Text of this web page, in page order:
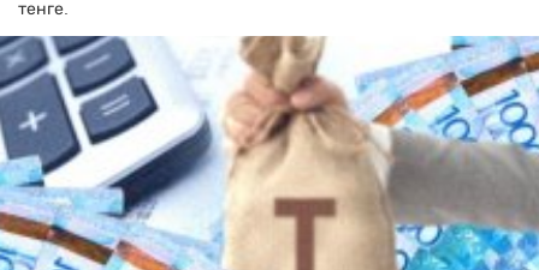
тенге.